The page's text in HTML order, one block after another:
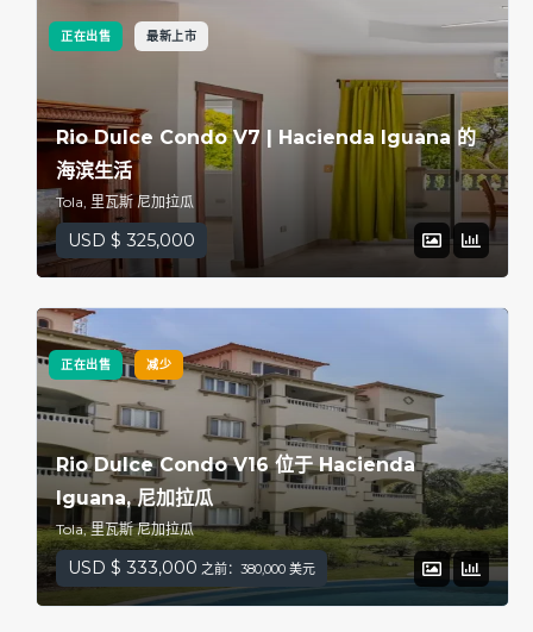
正在出售 最新上市
Rio Dulce Condo V7 | Hacienda Iguana 的
海滨生活
Tola, 里瓦斯 尼加拉瓜
USD $ 325,000
正在出售 减少
Rio Dulce Condo V16 位于 Hacienda
Iguana, 尼加拉瓜
Tola, 里瓦斯 尼加拉瓜
USD $ 333,000 之前：380,000 美元